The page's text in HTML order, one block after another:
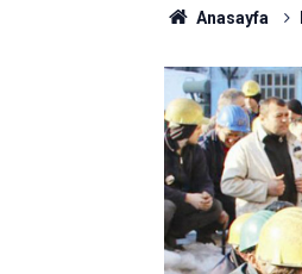
Anasayfa